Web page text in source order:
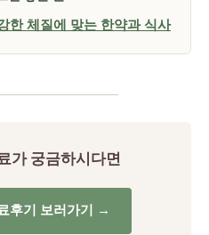
한 체질에 맞는 한약과 식사
가 궁금하시다면
후기 보러가기 →